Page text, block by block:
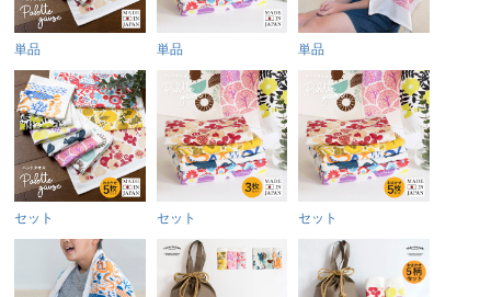
単品 単品 単品
セット セット セット